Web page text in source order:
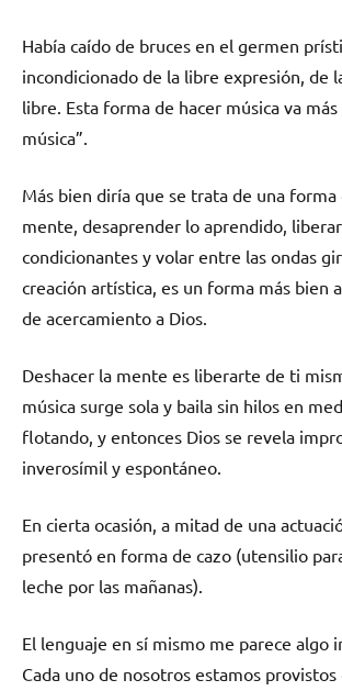
Había caído de bruces en el germen
incondicionado de la libre expresión, de
libre. Esta forma de hacer música va más
música”.
Más bien diría que se trata de una forma
mente, desaprender lo aprendido,
condicionantes y volar entre las ondas
creación artística, es un forma más bien
de acercamiento a Dios.
Deshacer la mente es liberarte de ti
música surge sola y baila sin hilos en
flotando, y entonces Dios se revela
inverosímil y espontáneo.
En cierta ocasión, a mitad de una
presentó en forma de cazo (utensilio
leche por las mañanas).
El lenguaje en sí mismo me parece algo
Cada uno de nosotros estamos